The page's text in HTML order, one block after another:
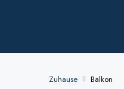
Zuhause Balkon